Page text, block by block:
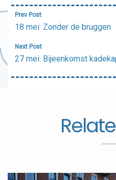
Bericht
navigatie
Prev Post
18 mei: Zonder de bruggen
Next Post
27 mei: Bijeenkomst